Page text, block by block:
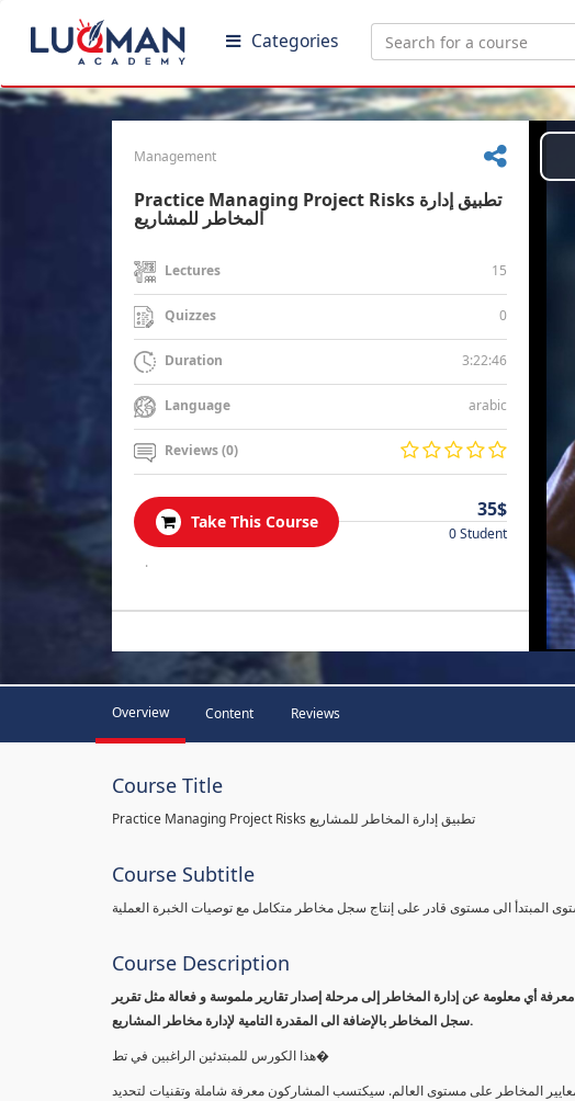
Categories
Management
Practice Managing Project Risks تطبيق إدارة
المخاطر للمشاريع
Lectures 15
Quizzes 0
Duration 3:22:46
Language arabic
Reviews (0)
Take This Course
35$
0 Student
.
Overview Content Reviews
Course Title
Practice Managing Project Risks تطبيق إدارة المخاطر للمشاريع
Course Subtitle
المبتدأ الى مستوى قادر على إنتاج سجل مخاطر متكامل مع توصيات الخبرة العملية
Course Description
عدم معرفة أي معلومة عن إدارة المخاطر إلى مرحلة إصدار تقارير ملموسة و فعالة مثل تقرير
سجل المخاطر بالإضافة الى المقدرة التامية لإدارة مخاطر المشاريع.
هذا الكورس للمبتدئين الراغبين في تط�
معايير المخاطر على مستوى العالم. سيكتسب المشاركون معرفة شاملة وتقنيات لتحديد